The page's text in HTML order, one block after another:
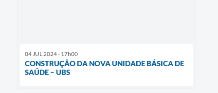
04 JUL 2024 - 17h00
CONSTRUÇÃO DA NOVA UNIDADE BÁSICA DE
SAÚDE – UBS